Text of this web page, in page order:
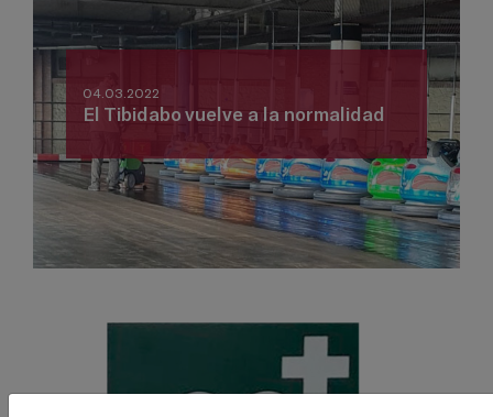
04.03.2022
El Tibidabo vuelve a la normalidad